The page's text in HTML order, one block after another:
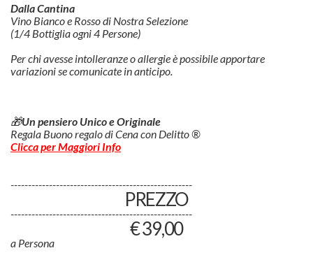
Dalla Cantina
Vino Bianco e Rosso di Nostra Selezione
(1/4 Bottiglia ogni 4 Persone)
Per chi avesse intolleranze o allergie è possibile apportare
variazioni se comunicate in anticipo.
🎁Un pensiero Unico e Originale
Regala Buono regalo di Cena con Delitto ®
Clicca per Maggiori Info
----------------------------------------------------
PREZZO
----------------------------------------------------
€ 39,00
a Persona